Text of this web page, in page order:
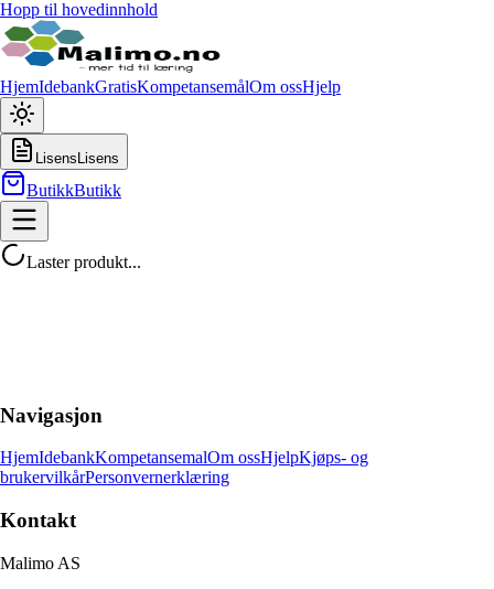
Hopp til hovedinnhold
HjemIdebankGratisKompetansemålOm ossHjelp
Lisens Lisens
ButikkButikk
Laster produkt...
Navigasjon
HjemIdebankKompetansemalOm ossHjelpKjøps- og
brukervilkårPersonvernerklæring
Kontakt
Malimo AS